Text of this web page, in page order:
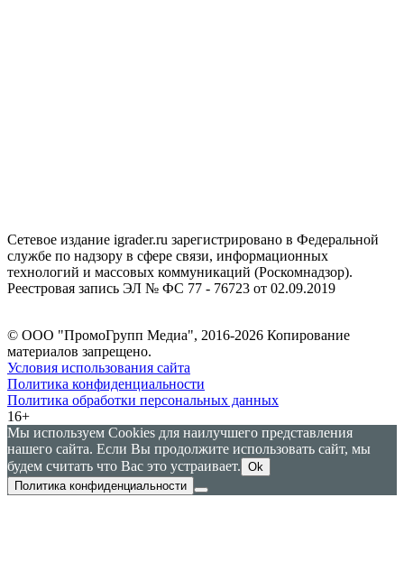
Сетевое издание igrader.ru зарегистрировано в Федеральной
службе по надзору в сфере связи, информационных
технологий и массовых коммуникаций (Роскомнадзор).
Реестровая запись ЭЛ № ФС 77 - 76723 от 02.09.2019
© ООО "ПромоГрупп Медиа", 2016-2026 Копирование
материалов запрещено.
Условия использования сайта
Политика конфиденциальности
Политика обработки персональных данных
16+
Мы используем Cookies для наилучшего представления
нашего сайта. Если Вы продолжите использовать сайт, мы
будем считать что Вас это устраивает. Ok
Политика конфиденциальности